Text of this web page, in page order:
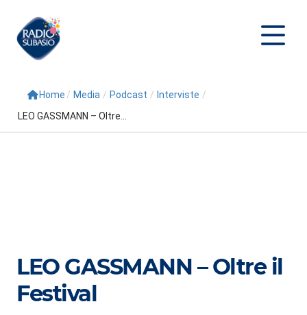
Cerca
Conduttori
Repliche
Home / Media / Podcast / Interviste /
LEO GASSMANN – Oltre...
LEO GASSMANN – Oltre il
Festival